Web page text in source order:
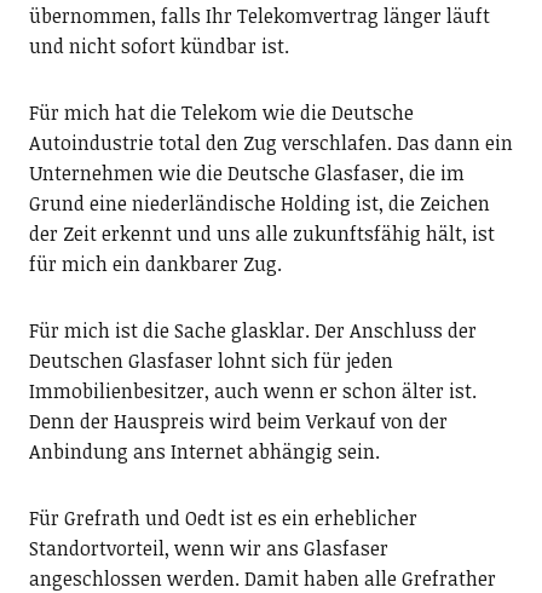
übernommen, falls Ihr Telekomvertrag länger läuft
und nicht sofort kündbar ist.
Für mich hat die Telekom wie die Deutsche
Autoindustrie total den Zug verschlafen. Das dann ein
Unternehmen wie die Deutsche Glasfaser, die im
Grund eine niederländische Holding ist, die Zeichen
der Zeit erkennt und uns alle zukunftsfähig hält, ist
für mich ein dankbarer Zug.
Für mich ist die Sache glasklar. Der Anschluss der
Deutschen Glasfaser lohnt sich für jeden
Immobilienbesitzer, auch wenn er schon älter ist.
Denn der Hauspreis wird beim Verkauf von der
Anbindung ans Internet abhängig sein.
Für Grefrath und Oedt ist es ein erheblicher
Standortvorteil, wenn wir ans Glasfaser
angeschlossen werden. Damit haben alle Grefrather